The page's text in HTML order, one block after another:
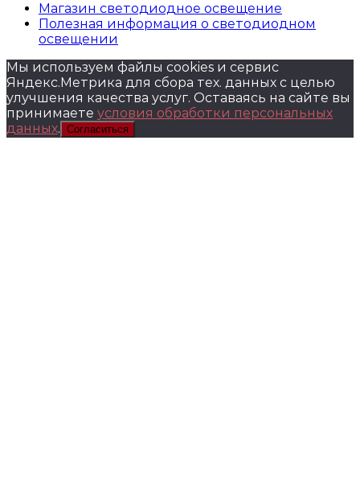
Магазин светодиодное освещение
Полезная информация о светодиодном
освещении
Мы используем файлы cookies и сервис
Яндекс.Метрика для сбора тех. данных с целью
улучшения качества услуг. Оставаясь на сайте вы
принимаете условия обработки персональных
данных. Согласиться